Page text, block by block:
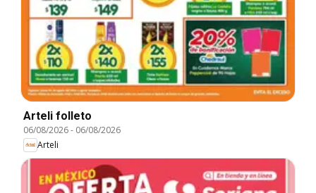
Arteli folleto
06/08/2026- 06/08/2026
Arteli